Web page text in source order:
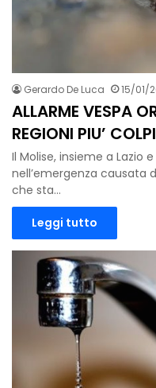
Gerardo De Luca 15/01/
ALLARME VESPA
REGIONI PIU’
Il Molise, insieme a Lazio
nell’emergenza causata
che sta…
Leggi tutto